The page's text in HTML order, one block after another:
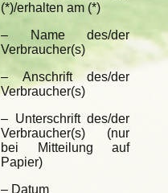
(*)/erhalten am (*)
– Name des/der
Verbraucher(s)
– Anschrift des/der
Verbraucher(s)
– Unterschrift des/der
Verbraucher(s) (nur
bei Mitteilung auf
Papier)
– Datum